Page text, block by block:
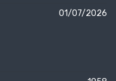
01/07/2026